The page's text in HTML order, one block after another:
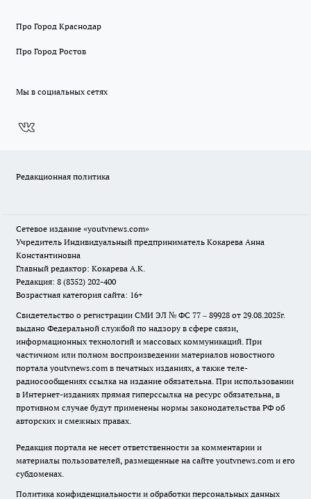
Про Город Краснодар
Про Город Ростов
Мы в социальных сетях
Редакционная политика
Сетевое издание «youtvnews.com»
Учредитель Индивидуальный предприниматель Кокарева Анна
Константиновна
Главный редактор: Кокарева А.К.
Редакция: 8 (8352) 202-400
Возрастная категория сайта: 16+
Свидетельство о регистрации СМИ ЭЛ № ФС 77 – 89928 от 29.08.2025г.
выдано Федеральной службой по надзору в сфере связи,
информационных технологий и массовых коммуникаций. При
частичном или полном воспроизведении материалов новостного
портала youtvnews.com в печатных изданиях, а также теле-
радиосообщениях ссылка на издание обязательна. При использовании
в Интернет-изданиях прямая гиперссылка на ресурс обязательна, в
противном случае будут применены нормы законодательства РФ об
авторских и смежных правах.
Редакция портала не несет ответственности за комментарии и
материалы пользователей, размещенные на сайте youtvnews.com и его
субдоменах.
Политика конфиденциальности и обработки персональных данных